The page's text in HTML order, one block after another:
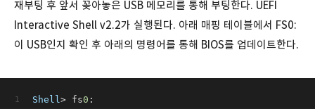
재부팅 후 앞서 꽂아놓은 USB 메모리를 통해 부팅한다. UEFI
Interactive Shell v2.2가 실행된다. 아래 매핑 테이블에서 FS0:
이 USB인지 확인 후 아래의 명령어를 통해 BIOS를 업데이트한다.
Shell> fs0 :